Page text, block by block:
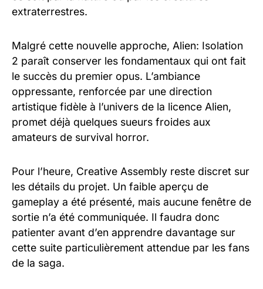
extraterrestres.
Malgré cette nouvelle approche, Alien: Isolation
2 paraît conserver les fondamentaux qui ont fait
le succès du premier opus. L’ambiance
oppressante, renforcée par une direction
artistique fidèle à l’univers de la licence Alien,
promet déjà quelques sueurs froides aux
amateurs de survival horror.
Pour l’heure, Creative Assembly reste discret sur
les détails du projet. Un faible aperçu de
gameplay a été présenté, mais aucune fenêtre de
sortie n’a été communiquée. Il faudra donc
patienter avant d’en apprendre davantage sur
cette suite particulièrement attendue par les fans
de la saga.